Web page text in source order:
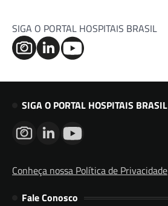
SIGA O PORTAL HOSPITAIS BRASIL
SIGA O PORTAL HOSPITAIS BRASIL
Conheça nossa Política de Privacidade
Fale Conosco